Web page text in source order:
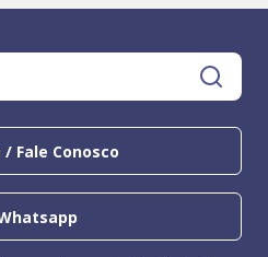
Fale Conosco